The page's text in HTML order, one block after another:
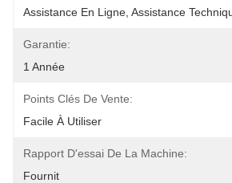
Assistance En Ligne, Assistance
Garantie:
1 Année
Points Clés De Vente:
Facile À Utiliser
Rapport D'essai De La Machine:
Fournit